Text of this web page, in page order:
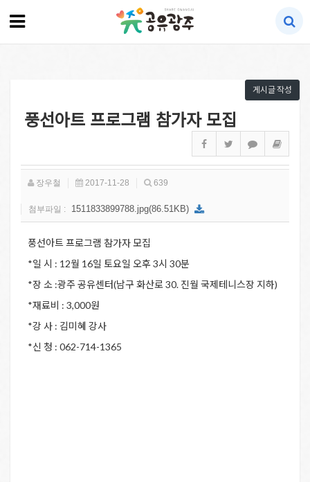
게시글 작성
풍선아트 프로그램 참가자 모집
장우철 2017-11-28 639
첨부파일 : 1511833899788.jpg(86.51KB)
풍선아트 프로그램 참가자 모집
*일 시 : 12월 16일 토요일 오후 3시 30분
*장 소 :광주 공유센터(남구 화산로 30. 진월 국제테니스장 지하)
*재료비 : 3,000원
*강 사 : 김미혜 강사
*신 청 : 062-714-1365